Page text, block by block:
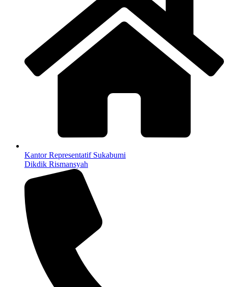
Kantor Representatif Sukabumi
Dikdik Rismansyah